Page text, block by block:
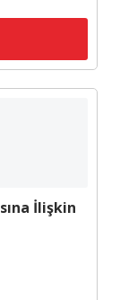
İlişkin